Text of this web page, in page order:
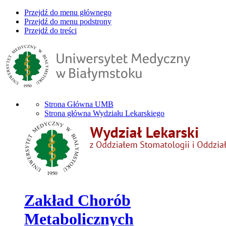
Przejdź do menu głównego
Przejdź do menu podstrony
Przejdź do treści
Strona Główna UMB
Strona główna Wydziału Lekarskiego
Zakład Chorób
Metabolicznych